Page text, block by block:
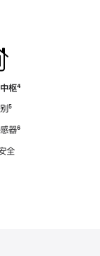
枢脚
⁴
脚
⁵
器脚
⁶
全